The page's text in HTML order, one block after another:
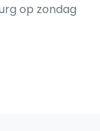
op zondag